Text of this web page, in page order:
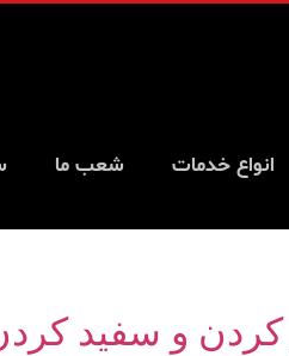
انواع خدمات شعب ما
کردن و سفید